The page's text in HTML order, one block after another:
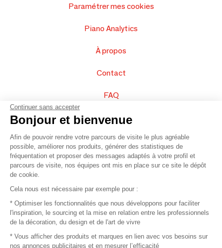
Paramétrer mes cookies
Piano Analytics
À propos
Contact
FAQ
Vendez vos produits
Plan du site
© 2016 –Organisation SAFI
Recrutement
Continuer sans accepter
Bonjour et bienvenue
Afin de pouvoir rendre votre parcours de visite le plus agréable
possible, améliorer nos produits, générer des statistiques de
fréquentation et proposer des messages adaptés à votre profil et
parcours de visite, nos équipes ont mis en place sur ce site le dépôt
de cookie.
Cela nous est nécessaire par exemple pour :
* Optimiser les fonctionnalités que nous développons pour faciliter
l'inspiration, le sourcing et la mise en relation entre les professionnels
de la décoration, du design et de l'art de vivre
* Vous afficher des produits et marques en lien avec vos besoins sur
nos annonces publicitaires et en mesurer l’efficacité